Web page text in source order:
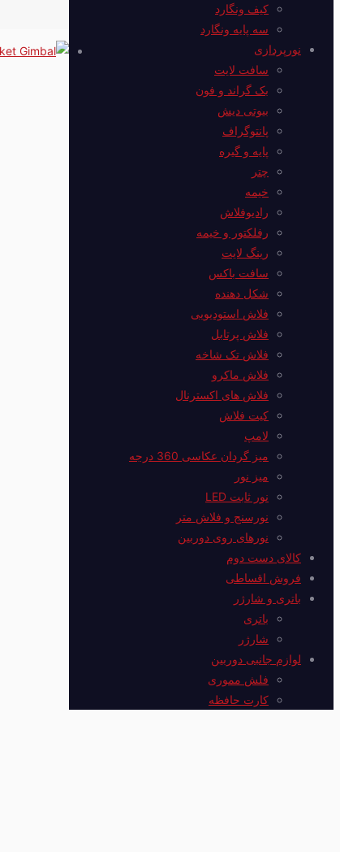
کیف ونگارد
سه پایه ونگارد
نورپردازی
سافت لایت
بک گراند و فون
بیوتی دیش
پانتوگراف
پایه و گیره
چتر
خیمه
رادیوفلاش
رفلکتور و خیمه
رینگ لایت
سافت باکس
شکل دهنده
فلاش استودیویی
فلاش پرتابل
فلاش‌ تک شاخه
فلاش ماکرو
فلاش های اکسترنال
کیت فلاش
لامپ
میز گردان عکاسی 360 درجه
میز نور
نور ثابت LED
نورسنج و فلاش متر
نورهای روی دوربین
کالای دست دوم
فروش اقساطی
باتری و شارژر
باتری
شارژر
لوازم جانبی دوربین
فلش مموری
کارت حافظه